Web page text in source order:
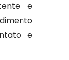
e
e